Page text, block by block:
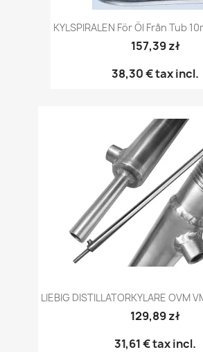
KYLSPIRALEN För Öl Från Tub
157,39 zł
38,30 €tax incl.
LIEBIG DISTILLATORKYLARE OVM
129,89 zł
31,61 €tax incl.